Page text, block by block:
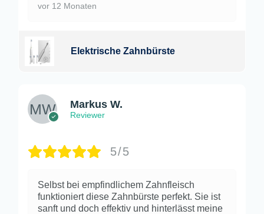
vor 12 Monaten
Elektrische Zahnbürste
Markus W.
Reviewer
5/5
Selbst bei empfindlichem Zahnfleisch
funktioniert diese Zahnbürste perfekt. Sie ist
sanft und doch effektiv und hinterlässt meine